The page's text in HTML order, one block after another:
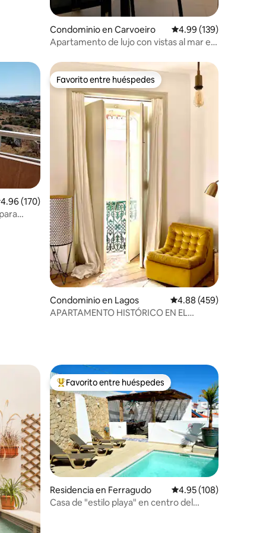
Condominio en Carvoeiro Calificación promedio:
4.99 (139)
Apartamento de lujo con vistas al mar en
promedio: 4.96 de 5; 170 evaluaciones
4.96 (170)
Favorito entre huéspedes
Favorito entre huéspedes
Condominio en Lagos Calificación promedio:
4.88 (459)
APARTAMENTO HISTÓRICO EN EL
De los mejores en Favorito entre huéspedes
Favorito entre huéspedes
Residencia en Ferragudo Calificación promedio:
4.95 (108)
Casa de "estilo playa" en centro del